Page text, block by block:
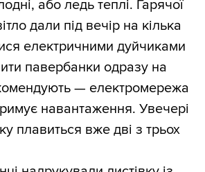
або ледь теплі. Гарячої
дали під вечір на кілька
електричними дуйчиками
павербанки одразу на
— електромережа
навантаження. Увечері
плавиться вже дві з трьох